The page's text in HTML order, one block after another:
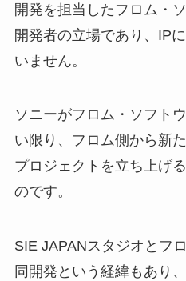
開発を担当したフロム・
開発者の立場であり、IP
いません。
ソニーがフロム・ソフト
い限り、フロム側から新
プロジェクトを立ち上げ
のです。
SIE JAPANスタジオとフ
同開発という経緯もあり